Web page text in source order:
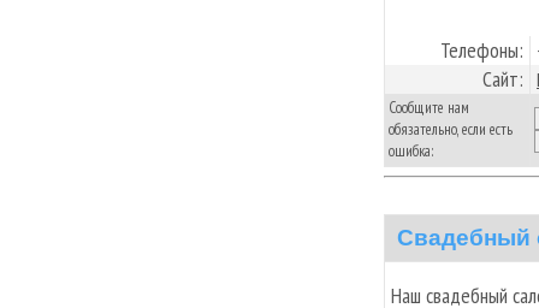
Телефоны:
Сайт:
Сообщите нам
обязательно, если есть
ошибка:
Наш свадебный